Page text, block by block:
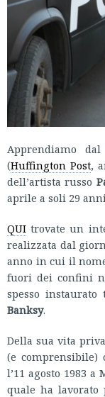
Apprendiamo
(Huffington Post,
dell’artista russo
aprile a soli 29
QUI trovate un
realizzata dal
anno in cui il
fuori dei confini
spesso
Banksy.
Della sua vita
(e comprensibile)
l’11 agosto 1983
quale ha lavorato